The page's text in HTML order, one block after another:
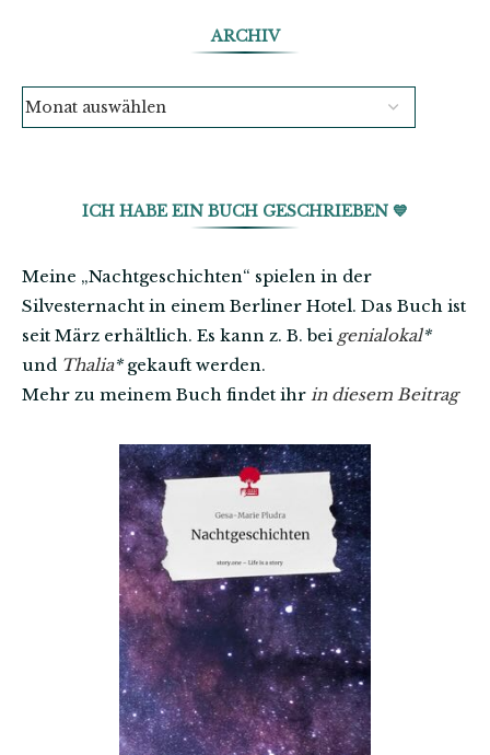
ARCHIV
ICH HABE EIN BUCH GESCHRIEBEN 💙
Meine „Nachtgeschichten“ spielen in der
Silvesternacht in einem Berliner Hotel. Das Buch ist
seit März erhältlich. Es kann z. B. bei genialokal*
und Thalia*gekauft werden.
Mehr zu meinem Buch findet ihr in diesem Beitrag